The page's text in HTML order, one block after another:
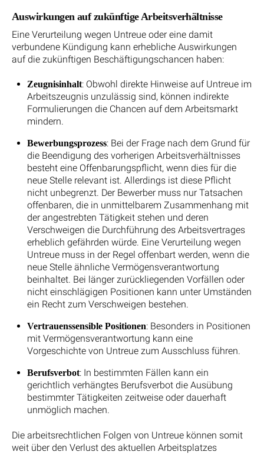
Auswirkungen auf zukünftige Arbeitsverhältnisse
Eine Verurteilung wegen Untreue oder eine damit
verbundene Kündigung kann erhebliche Auswirkungen
auf die zukünftigen Beschäftigungschancen haben:
Zeugnisinhalt: Obwohl direkte Hinweise auf Untreue im
Arbeitszeugnis unzulässig sind, können indirekte
Formulierungen die Chancen auf dem Arbeitsmarkt
mindern.
Bewerbungsprozess: Bei der Frage nach dem Grund für
die Beendigung des vorherigen Arbeitsverhältnisses
besteht eine Offenbarungspflicht, wenn dies für die
neue Stelle relevant ist. Allerdings ist diese Pflicht
nicht unbegrenzt. Der Bewerber muss nur Tatsachen
offenbaren, die in unmittelbarem Zusammenhang mit
der angestrebten Tätigkeit stehen und deren
Verschweigen die Durchführung des Arbeitsvertrages
erheblich gefährden würde. Eine Verurteilung wegen
Untreue muss in der Regel offenbart werden, wenn die
neue Stelle ähnliche Vermögensverantwortung
beinhaltet. Bei länger zurückliegenden Vorfällen oder
nicht einschlägigen Positionen kann unter Umständen
ein Recht zum Verschweigen bestehen.
Vertrauenssensible Positionen: Besonders in Positionen
mit Vermögensverantwortung kann eine
Vorgeschichte von Untreue zum Ausschluss führen.
Berufsverbot: In bestimmten Fällen kann ein
gerichtlich verhängtes Berufsverbot die Ausübung
bestimmter Tätigkeiten zeitweise oder dauerhaft
unmöglich machen.
Die arbeitsrechtlichen Folgen von Untreue können somit
weit über den Verlust des aktuellen Arbeitsplatzes